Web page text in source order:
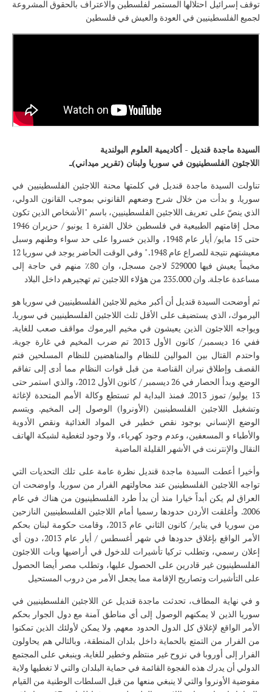
توقف إسرائيل احتلالها المستمر لفلسطين والاعتراف بالحقوق المشروعة
لجميع الفلسطينيين في العودة والعيش في فلسطين
السيدة ماجدة قنديل - أكاديمية العلوم البولندية
اللاجئون الفلسطينيون في سوريا ولبنان (تقرير ميداني)ـ
تناولت السيدة ماجدة قنديل في كلمتها محنة اللاجئين الفلسطينيين في
سوريا. و بدأت من خلال شرح وضعهم القانوني بموجب القانون الدولي،
الذي ينصّ على تعريف اللاجئين الفلسطينيين، باسم "الأشخاص الذين تكون
محل إقامتهم الطبيعية في فلسطين خلال الفترة 1 يونيو / حزيران 1946
حتى 15 مايو/ أيار عام 1948، والذين خسروا على حد سواء وطنهم وسبل
معيشتهم نتيجة للصراع عام 1948. " وفي الوقت الحاضر يوجد في سوريا 12
مخيماً يعيش فيها 529000 لاجئ مسجل، وان 80٪ منهم في حاجة إلى
مساعدة عاجلة. وان 235.000 من هؤلاء اللاجئين تم تهجيرهم داخل البلاد
ثم أوضحت السيدة قنديل أن أكبر مخيم للاجئين الفلسطينيين في سوريا هو
اليرموك، الذي يستضيف على الأقل ثلث اللاجئين الفلسطينيين في سوريا.
ويواجه اللاجئون الذين يعيشون في مخيم اليرموك مواقف صعب للغاية.
ففي 16 ديسمبر/ كانون الأول 2013 تم ضرب المخيم في غارة جوية.
واحتدم القتال بين الموالين للنظام والمناهضين للنظام المسلحين فتم
القصف وإطلاق نيران القناصة من قبل قوات النظام مما أدى إلى تفاقم
الوضع. وبدأ الحصار في 26 ديسمبر / كانون الأول 2012، والذي استمر حتى
13 يوليو/ تموز 2013. فمنذ البداية لم تستطع وكالة الأمم المتحدة لإغاثة
وتشغيل اللاجئين الفلسطينيين (الأونروا) الوصول إلى المخيم. ويتسم
الوضع الإنساني بوجود نقص خطير في المواد الغذائية ونقص الأدوية
والأطباء و المسعفين، وعدم وجود كهرباء، ولا وجود لتغطية لشبكة الهاتف
النقال والإنترنت في الأشهر القليلة الماضية
وأخيرا أعطت السيدة ماجدة قنديل نظرة عامة على تلك التحديات التي
تواجه اللاجئين الفلسطينين عند محاولتهم الفرار من سوريا. واوضحت ان
العراق لم يكن أبداً خيارا منذ أن بدأ طرد الفلسطينيون من هناك في عام
2006. وأغلقت الأردن حدودها رسميا أمام اللاجئين الفلسطينيين النازحين
من سوريا في يناير/ كانون الثاني عام 2013، وقامت حكومة لبنان بحكم
الأمر الواقع بإغلاق حدودها في شهر أغسطس / أيار عام 2013، دون أي
إعلان رسمي، وتطلب تركيا تأشيرات للدخول في أراضيها وبات اللاجئون
الفلسطينيون غير قادرين على الحصول عليها، وتطلب مصر أيضا الحصول
على التأشيرات وتصاريح الإقامة مما يجعل الأمر من دروب المستحيل
و في نهاية المطاف، تحدثت ماجدة قنديل عن اللاجئين الفلسطينيين في
سوريا الذين لا يمكنهم الوصول إلى أي مناطق آمنة مع دول الجوار بحكم
الأمر الواقع لإغلاق كل الدول الحدود معهم. ولا يمكن لأولئك الذين تمكنوا
من الفرار من التمتع بالحماية داخل بلدان المنطقة، وبالتالي هم يحاولون
الفرار إلى أوروبا في نزوح غير منتظم وخطير للغاية. وينبغي على المجتمع
الدولي أن يدرك هذه الفجوة القائمة في حماية البلدان والتي لا تغطيها ولاية
مفوضية الأونروا والتي لا ينبغي منعها من قبل السلطات الوطنية من القيام